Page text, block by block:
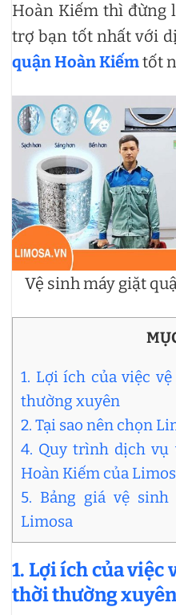
Hoàn Kiếm thì đừng
trợ bạn tốt nhất với
quận Hoàn Kiếmtốt
Vệ sinh máy giặt
1. Lợi ích của việc
thường xuyên
2. Tại sao nên chọn
4. Quy trình dịch vụ
Hoàn Kiếm của
5. Bảng giá vệ
Limosa
1. Lợi ích của việc
thời thường xuyên